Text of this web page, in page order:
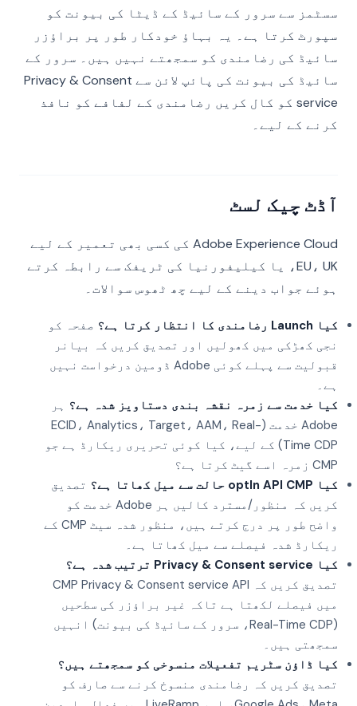
سسٹمز سے سرور کے سائیڈ کے ڈیٹا کی بیونت کو
سپورٹ کرتا ہے۔ یہ بہاؤ خودکار طور پر براؤزر
سائیڈ کی رضامندی کو سمجھتے نہیں ہیں۔ سرور کے
سائیڈ کی بیونت کی پائپ لائن سے Privacy & Consent
service کو کال کریں رضامندی کے لفافے کو نافذ
کرنے کے لیے۔
آڈٹ چیک لسٹ
Adobe Experience Cloud کی کسی بھی تعمیر کے لیے
EU، UK، یا کیلیفورنیا کی ٹریفک سے رابطہ کرتے
ہوئے جواب دینے کے لیے چھ ٹھوس سوالات۔
کیا Launch رضامندی کا انتظار کرتا ہے؟
صفحہ کو
نجی کھڑکی میں کھولیں اور تصدیق کریں کہ بیانر
قبولیت سے پہلے کوئی Adobe ڈومین درخواست نہیں
ہے۔
کیا خدمت سے زمرہ نقشہ بندی دستاویز شدہ ہے؟ ہر
Adobe خدمت (ECID، Analytics، Target، AAM، Real-
Time CDP) کے لیے، کیا کوئی تحریری ریکارڈ ہے جو
CMP زمرہ اسے گیٹ کرتا ہے؟
کیا optIn API CMP حالت سے میل کھاتا ہے؟
تصدیق
کریں کہ منظور/مسترد کالیں ہر Adobe خدمت کو
واضح طور پر درج کرتے ہیں، منظور شدہ سیٹ CMP کے
ریکارڈ شدہ فیصلے سے میل کھاتا ہے۔
کیا Privacy & Consent service ترتیب شدہ ہے؟
تصدیق کریں کہ CMP Privacy & Consent service API
میں فیصلے لکھتا ہے تاکہ غیر براؤزر کی سطحیں
(Real-Time CDP، سرور کے سائیڈ کی بیونت) انہیں
سمجھتی ہیں۔
کیا ڈاؤن سٹریم تفعیلات منسوخی کو سمجھتے ہیں؟
تصدیق کریں کہ رضامندی منسوخ کرنے سے صارف کو